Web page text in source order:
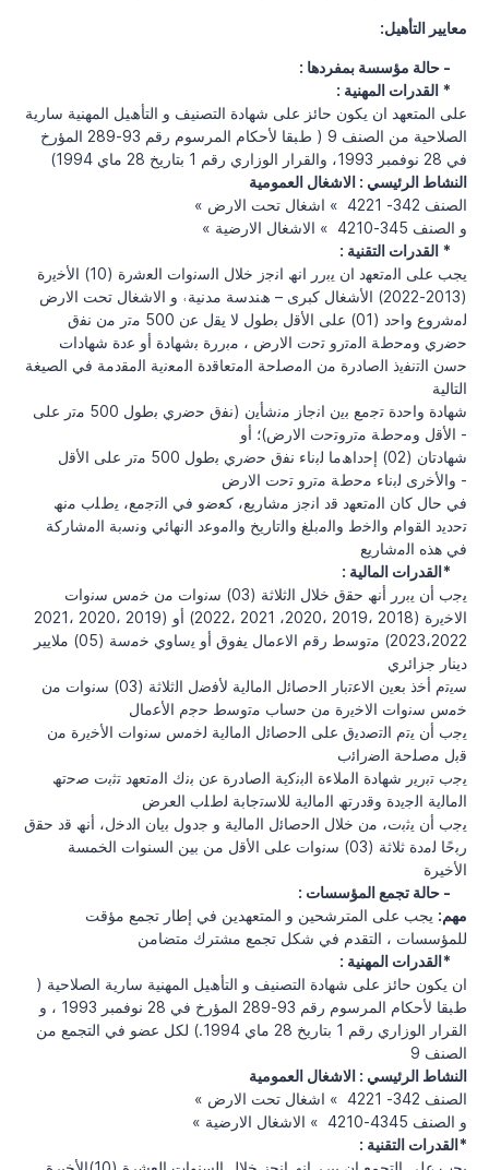
:معايير التأهيل
: حالة مؤسسة بمفردها -
: القدرات المهنية *
ﻋﻠﻰ اﻟﻤﺘﻌﮭﺪ ان ﯾﻜﻮن ﺣﺎﺋﺰ ﻋﻠﻰ ﺷﮭﺎدة اﻟﺘﺼﻨﯿﻒ و اﻟﺘﺄھﯿﻞ اﻟﻤﮭﻨﯿﺔ ﺳﺎرﯾﺔ
اﻟﺼﻼﺣﯿﺔ ﻣﻦ اﻟﺼﻨﻒ 9 ( طﺒﻘﺎ ﻷﺣﻜﺎم اﻟﻤﺮﺳﻮم رقم 93-289 المؤرخ
في 28 نوفمبر 1993، والقرار الوزاري رقم 1 بتاريخ 28 ماي 1994)
اﻟﻨﺸﺎط اﻟﺮﺋﯿﺴﻲ : اﻻﺷﻐﺎل اﻟﻌﻤﻮﻣﯿﺔ
« اﻟﺼﻨﻒ 342- 4221 » اﺷﻐﺎل ﺗﺤﺖ اﻻرض
« و اﻟﺼﻨﻒ 345-4210 » اﻻﺷﻐﺎل اﻻرﺿﯿﺔ
: القدرات التقنية *
يجب على اﻟﻣﺗﻌﮭد ان ﯾﺑرر اﻧﮫ اﻧﺟز ﺧﻼل اﻟﺳﻧوات اﻟﻌﺷرة (10) اﻷﺧﯾرة
(2013-2022) اﻷﺷﻐﺎل ﻛﺒﺮى – ھﻨﺪﺳﺔ ﻣﺪﻧﯿﺔ˓ و اﻻﺷﻐﺎل ﺗﺤﺖ اﻻرض
ﻟﻣﺷروع واﺣد (01) ﻋﻠﻰ اﻷﻗل ﺑطول ﻻ ﯾﻘل ﻋن 500 ﻣﺗر ﻣن ﻧﻔق
ﺣﺿري وﻣﺣطﺔ اﻟﻣﺗرو ﺗﺣت اﻻرض ، ﻣﺑررة ﺑﺷﮭﺎدة أو ﻋدة ﺷﮭﺎدات
ﺣﺳن اﻟﺗﻧﻔﯾذ اﻟﺻﺎدرة ﻣن اﻟﻣﺻﻠﺣﺔ اﻟﻣﺗﻌﺎﻗدة اﻟﻣﻌﻧﯾﺔ اﻟﻣﻘدﻣﺔ في الصيغة
التالية
ﺷﮭﺎدة واﺣدة ﺗﺟﻣﻊ ﺑﯾن اﻧﺟﺎز ﻣﻧﺷﺄﯾن (ﻧﻔق ﺣﺿري ﺑطول 500 ﻣﺗر ﻋﻠﻰ
اﻷﻗل وﻣﺣطﺔ ﻣﺗروﺗﺣت اﻻرض)؛ أو -
ﺷﮭﺎدﺗﺎن (02) إﺣداھﻣﺎ ﻟﺑﻧﺎء ﻧﻔق ﺣﺿري ﺑطول 500 ﻣﺗر ﻋﻠﻰ اﻷﻗل
واﻷﺧرى ﻟﺑﻧﺎء ﻣﺣطﺔ ﻣﺗرو ﺗﺣت اﻻرض -
ﻓﻲ ﺣﺎل ﻛﺎن اﻟﻣﺗﻌﮭد ﻗد اﻧﺟز ﻣﺷﺎرﯾﻊ، ﻛﻌﺿو ﻓﻲ اﻟﺗﺟﻣﻊ، ﯾطﻠب ﻣﻧﮫ
ﺗﺣدﯾد اﻟﻘوام واﻟﺧط واﻟﻣﺑﻠﻎ واﻟﺗﺎرﯾﺦ واﻟﻣوﻋد اﻟﻧﮭﺎﺋﻲ وﻧﺳﺑﺔ اﻟﻣﺷﺎرﻛﺔ
ﻓﻲ ھذه اﻟﻣﺷﺎرﯾﻊ
: القدرات المالية*
ﯾﺟب أن ﯾﺑرر أﻧﮫ ﺣﻘق ﺧﻼل اﻟﺛﻼﺛﺔ (03) ﺳﻧوات ﻣن ﺧﻣس ﺳﻧوات
اﻻﺧﯾرة (2018 ،2019 ،2020، 2021 ،2022) أو (2019 ،2020 ،2021
2023،2022) ﻣﺗوﺳط رﻗم اﻻﻋﻣﺎل ﯾﻔوق أو ﯾﺳﺎوي ﺧﻣسة (05) ملايير
دينار جزائري
ﺳﯾﺗم أﺧذ ﺑﻌﯾن اﻻﻋﺗﺑﺎر اﻟﺣﺻﺎﺋل اﻟﻣﺎﻟﯾﺔ ﻷﻓﺿل اﻟﺛﻼﺛﺔ (03) ﺳﻧوات ﻣن
ﺧﻣس ﺳﻧوات اﻻﺧﯾرة ﻣن ﺣﺳﺎب ﻣﺗوﺳط ﺣﺟم اﻷﻋﻣﺎل
ﯾﺟب أن ﯾﺗم اﻟﺗﺻدﯾق ﻋﻠﻰ اﻟﺣﺻﺎﺋل اﻟﻣﺎﻟﯾﺔ ﻟﺧﻣس ﺳﻧوات اﻷﺧﯾرة ﻣن
ﻗﺑل ﻣﺻﻠﺣﺔ اﻟﺿراﺋب
ﯾﺟب ﺗﺑرﯾر ﺷﮭﺎدة اﻟﻣﻼءة اﻟﺑﻧﻛﯾﺔ اﻟﺻﺎدرة ﻋن ﺑﻧك اﻟﻣﺗﻌﮭد ﺗﺛﺑت ﺻﺣﺗﮫ
اﻟﻣﺎﻟﯾﺔ اﻟﺟﯾدة وﻗدرﺗﮫ اﻟﻣﺎﻟﯾﺔ ﻟﻼﺳﺗﺟﺎﺑﺔ ﻟطﻠب العرض
ﯾﺟب أن ﯾﺛﺑت، ﻣن ﺧﻼل اﻟﺣﺻﺎﺋل اﻟﻣﺎﻟﯾﺔ و ﺟدول ﺑﯾﺎن اﻟدﺧل، أﻧﮫ ﻗد ﺣﻘق
رﺑﺣًﺎ ﻟﻣدة ﺛﻼﺛﺔ (03) ﺳﻧوات ﻋﻠﻰ اﻷﻗل من بين السنوات الخمسة
الأخيرة
: حالة تجمع المؤسسات -
مهم: يجب على المترشحين و المتعهدين في إطار تجمع مؤقت
للمؤسسات ، التقدم في شكل تجمع مشترك متضامن
: القدرات المهنية*
ان ﯾﻜﻮن ﺣﺎﺋﺰ ﻋﻠﻰ ﺷﮭﺎدة اﻟﺘﺼﻨﯿﻒ و اﻟﺘﺄھﯿﻞ اﻟﻤﮭﻨﯿﺔ ﺳﺎرﯾﺔ اﻟﺼﻼﺣﯿﺔ (
طﺒﻘﺎ ﻷﺣﻜﺎم اﻟﻤﺮﺳﻮم رﻗﻢ 93-289 اﻟﻤﺆرخ ﻓﻲ 28 ﻧﻮﻓﻤﺒﺮ 1993 ، و
اﻟﻘﺮار اﻟﻮزاري رﻗﻢ 1 ﺑﺘﺎرﯾﺦ 28 ﻣﺎي 1994.) ﻟﻜﻞ ﻋﻀﻮ ﻓﻲ اﻟﺘﺠﻤﻊ ﻣﻦ
اﻟﺼﻨﻒ 9
اﻟﻨﺸﺎط اﻟﺮﺋﯿﺴﻲ : اﻻﺷﻐﺎل اﻟﻌﻤﻮﻣﯿﺔ
« اﻟﺼﻨﻒ 342- 4221 » اﺷﻐﺎل ﺗﺤﺖ اﻻرض
« و اﻟﺼﻨﻒ 4345-4210 » اﻻﺷﻐﺎل اﻻرﺿﯿﺔ
: القدرات التقنية*